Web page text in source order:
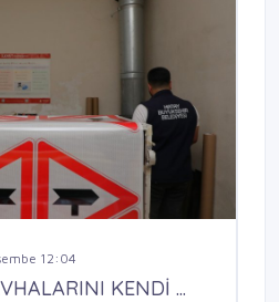
12:04
KENDİ ...